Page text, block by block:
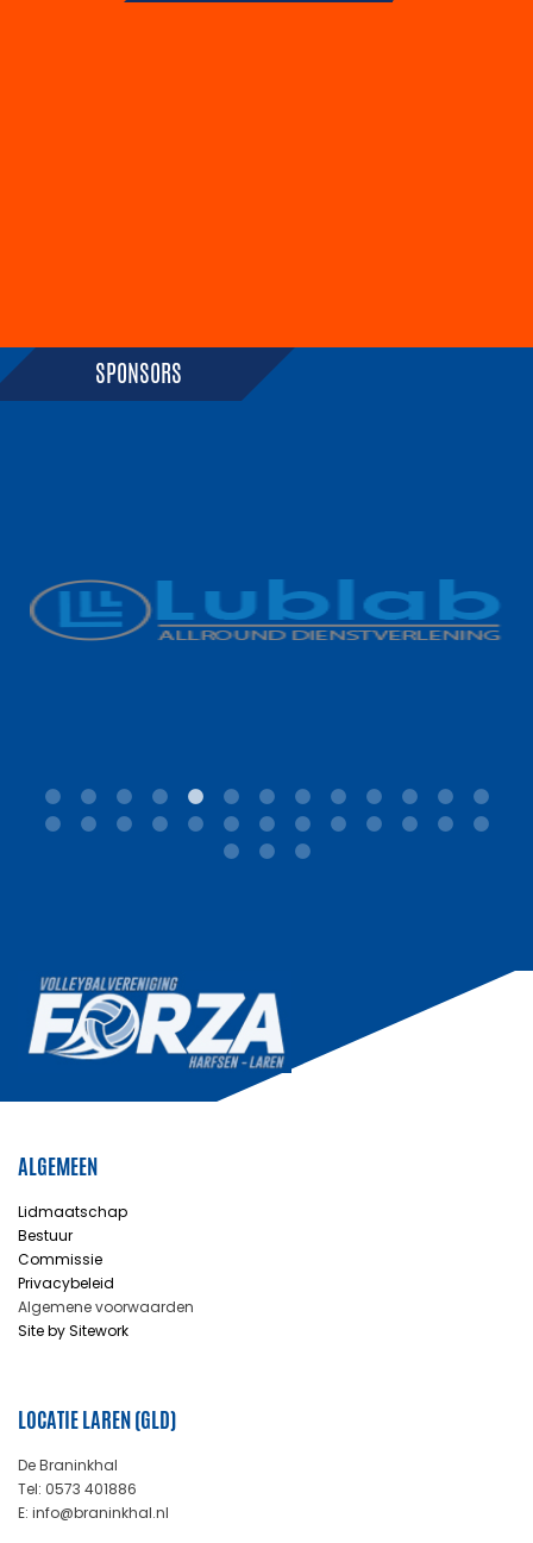
SPONSORS
ALGEMEEN
Lidmaatschap
Bestuur
Commissie
Privacybeleid
Algemene voorwaarden
Site by Sitework
LOCATIE LAREN (GLD)
De Braninkhal
Tel: 0573 401886
E: info@braninkhal.nl